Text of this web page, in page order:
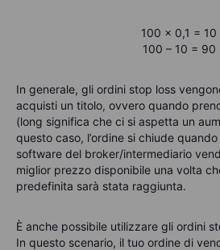
100 x 0,1 = 10
100 – 10 = 90
In generale, gli ordini stop loss
acquisti un titolo, ovvero quando
(long significa che ci si aspetta un
questo caso, l’ordine si chiude
software del broker/intermediario
miglior prezzo disponibile una volta
predefinita sarà stata raggiunta.
È anche possibile utilizzare gli ordini
In questo scenario, il tuo ordine di